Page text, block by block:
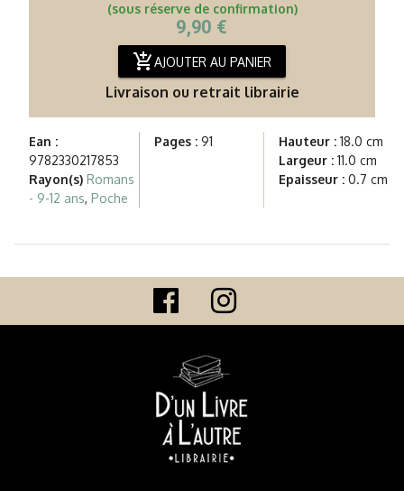
(sous réserve de confirmation)
9,90 €
add_shopping_cartAJOUTER AU PANIER
Livraison ou retrait librairie
Ean :
9782330217853
Rayon(s) Romans
- 9-12 ans, Poche
Pages :91 Hauteur : 18.0 cm
Largeur : 11.0 cm
Epaisseur : 0.7 cm